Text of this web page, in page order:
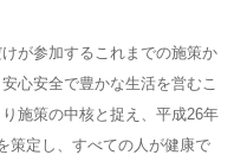
が参加するこれまでの施策か
心安全で豊かな生活を営むこ
施策の中核と捉え、平成26年
策定し、すべての人が健康で